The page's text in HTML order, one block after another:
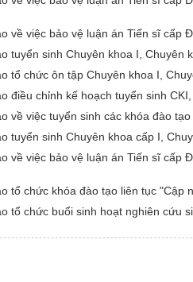
về việc bảo vệ luận án Tiến sĩ cấp
tuyển sinh Chuyên khoa I, Chuyên
tổ chức ôn tập Chuyên khoa I,
điều chỉnh kế hoạch tuyển sinh
về việc tuyển sinh các khóa đào
tuyển sinh Chuyên khoa cấp I,
về việc bảo vệ luận án Tiến sĩ cấp
tổ chức khóa đào tạo liên tục "Cập
tổ chức buổi sinh hoạt nghiên cứu